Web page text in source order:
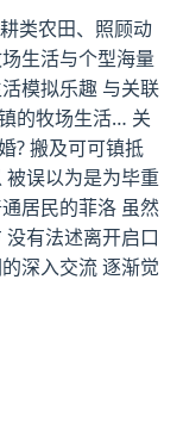
类农田、照顾动
生活与个型海量
模拟乐趣 与关联
的牧场生活… 关
? 搬及可可镇抵
误以为是为毕重
居民的菲洛 虽然
有法述离开启口
深入交流 逐渐觉